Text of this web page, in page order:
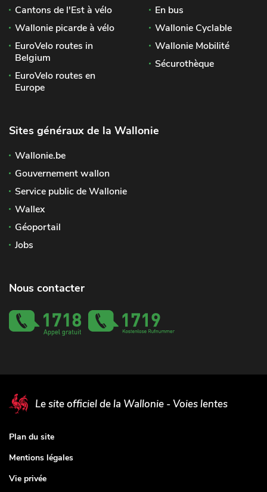
Cantons de l'Est à vélo
Wallonie picarde à vélo
EuroVelo routes in
Belgium
EuroVelo routes en
Europe
En bus
Wallonie Cyclable
Wallonie Mobilité
Sécurothèque
Sites généraux de la Wallonie
Wallonie.be
Gouvernement wallon
Service public de Wallonie
Wallex
Géoportail
Jobs
Nous contacter
Le site officiel de la Wallonie - Voies lentes
Plan du site
Mentions légales
Vie privée